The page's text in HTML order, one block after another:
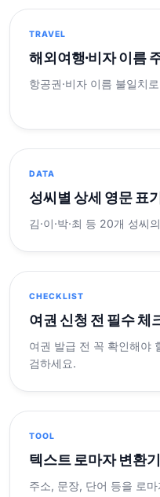
TRAVEL
해외여행·비자 이름
항공권·비자 이름 불일치
DATA
성씨별 상세 영문 표
김·이·박·최 등 20개 성씨
CHECKLIST
여권 신청 전 필수 체
여권 발급 전 꼭 확인해야
검하세요.
TOOL
텍스트 로마자 변환기
주소, 문장, 단어 등을 로